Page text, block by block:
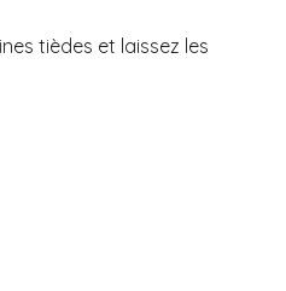
tièdes et laissez les